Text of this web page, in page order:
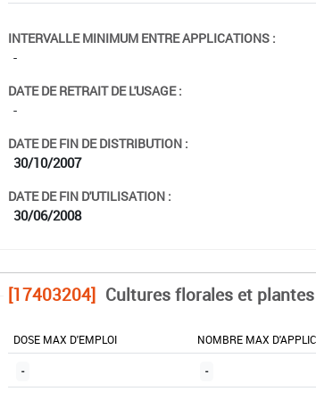
INTERVALLE MINIMUM ENTRE APPLICATIONS :
-
DATE DE RETRAIT DE L'USAGE :
-
DATE DE FIN DE DISTRIBUTION :
30/10/2007
DATE DE FIN D'UTILISATION :
30/06/2008
[17403204] Cultures florales et
DOSE MAX D'EMPLOI NOMBRE MAX
- -